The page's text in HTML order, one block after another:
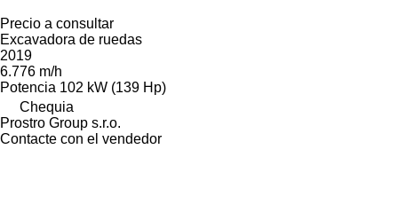
Precio a consultar
Excavadora de ruedas
2019
6.776 m/h
Potencia 102 kW (139 Hp)
Chequia
Prostro Group s.r.o.
Contacte con el vendedor